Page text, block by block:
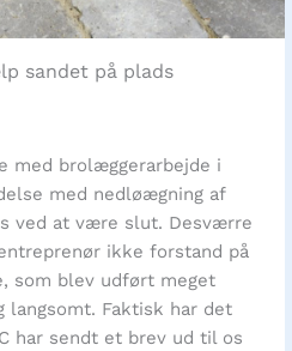
sandet på plads
med brolæggerarbejde i
med nedløægning af
ved at være slut. Desværre
ikke forstand på
som blev udført meget
langsomt. Faktisk har det
har sendt et brev ud til os